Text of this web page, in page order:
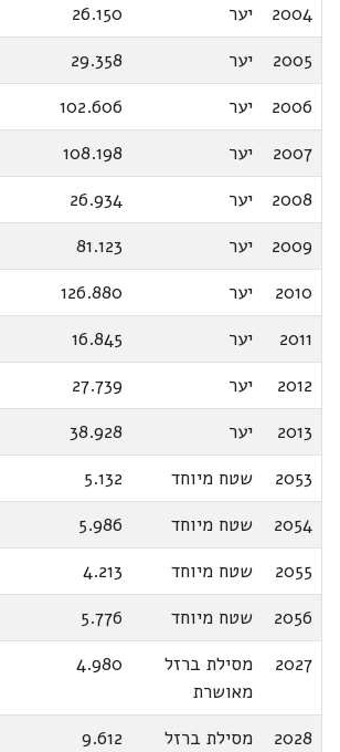
2004
יער
26.150
2005
יער
29.358
2006
יער
102.606
2007
יער
108.198
2008
יער
26.934
2009
יער
81.123
2010
יער
126.880
2011
יער
16.845
2012
יער
27.739
2013
יער
38.928
2053
שטח מיוחד
5.132
2054
שטח מיוחד
5.986
2055
שטח מיוחד
4.213
2056
שטח מיוחד
5.776
2027
מסילת ברזל
מאושרת
4.980
2028
מסילת ברזל
9.612